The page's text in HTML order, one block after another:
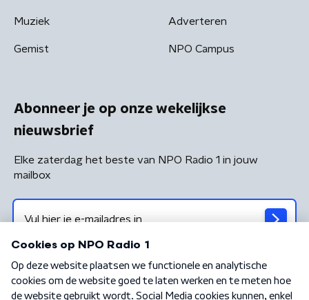
Muziek
Gemist
Adverteren
NPO Campus
Abonneer je op onze wekelijkse
nieuwsbrief
Elke zaterdag het beste van NPO Radio 1 in jouw
mailbox